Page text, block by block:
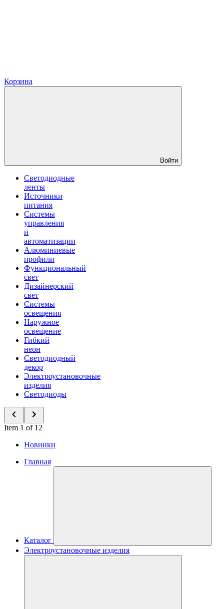
Корзина
Войти
Светодиодные
ленты
Источники
питания
Системы
управления
и
автоматизации
Алюминиевые
профили
Функциональный
свет
Дизайнерский
свет
Системы
освещения
Наружное
освещение
Гибкий
неон
Светодиодный
декор
Электроустановочные
изделия
Светодиоды
Item 1 of 12
Новинки
Главная
Каталог
Электроустановочные изделия